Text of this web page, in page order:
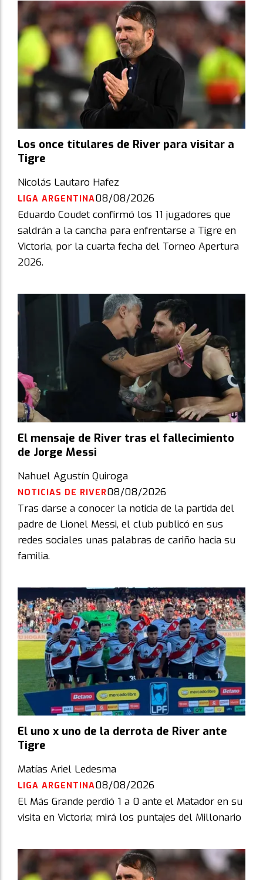
Los once titulares de River para visitar a
Tigre
Nicolás Lautaro Hafez
LIGA ARGENTINA08/08/2026
Eduardo Coudet confirmó los 11 jugadores que
saldrán a la cancha para enfrentarse a Tigre en
Victoria, por la cuarta fecha del Torneo Apertura
2026.
El mensaje de River tras el fallecimiento
de Jorge Messi
Nahuel Agustín Quiroga
NOTICIAS DE RIVER08/08/2026
Tras darse a conocer la noticia de la partida del
padre de Lionel Messi, el club publicó en sus
redes sociales unas palabras de cariño hacia su
familia.
El uno x uno de la derrota de River ante
Tigre
Matías Ariel Ledesma
LIGA ARGENTINA08/08/2026
El Más Grande perdió 1 a 0 ante el Matador en su
visita en Victoria; mirá los puntajes del Millonario